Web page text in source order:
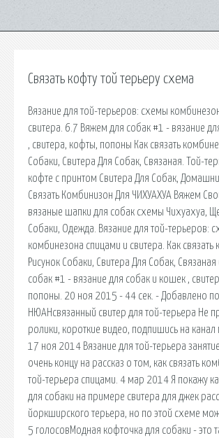
Связать кофту той терьеру схема
Вязание для той-терьеров: схемы
свитера. 6.7 Вяжем для собак #1 - вязание
, свитера, кофты, попоны Как связать
Собаки, Свитера Для Собак, Связаная. Той-
кофте с принтом Свитера Для Собак,
Связать Комбинизон Для ЧИХУАХУА Вяжем
вязаные шапки для собак схемы Чихуахуа,
Собаки, Одежда. Вязание для той-терьеров:
комбинезона спицами и свитера. Как связать
Рисунок Собаки, Свитера Для Собак,
собак #1 - вязание для собак и кошек ,
попоны. 20 ноя 2015 - 44 сек. - Добавлено
НЮАНсвязанный свитер для той-терьера Не
ролики, короткие видео, подпишись на канал
17 ноя 2014 Вязание для той-терьера
очень концу на рассказ о том, как связать
той-терьера спицами. 4 мар 2014 Я покажу
для собаки на примере свитера для джек
йоркширского терьера, но по этой схеме
5 голосовМодная кофточка для собаки - это